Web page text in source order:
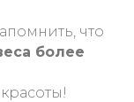
что
более